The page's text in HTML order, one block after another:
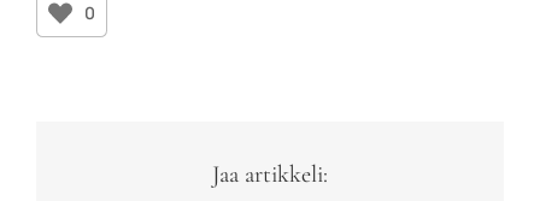
0
Jaa artikkeli: